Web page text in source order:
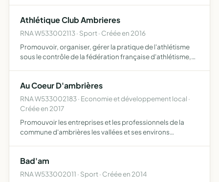
grand…
Athlétique Club Ambrieres
RNA W533002113 · Sport · Créée en 2016
Promouvoir, organiser, gérer la pratique de l'athlétisme
sous le contrôle de la fédération française d'athlétisme,
Au Coeur D'ambrières
RNA W533002183 · Economie et développement local ·
Créée en 2017
Promouvoir les entreprises et les professionnels de la
commune d'ambrières les vallées et ses environs
so…
Bad'am
RNA W533002011 · Sport · Créée en 2014